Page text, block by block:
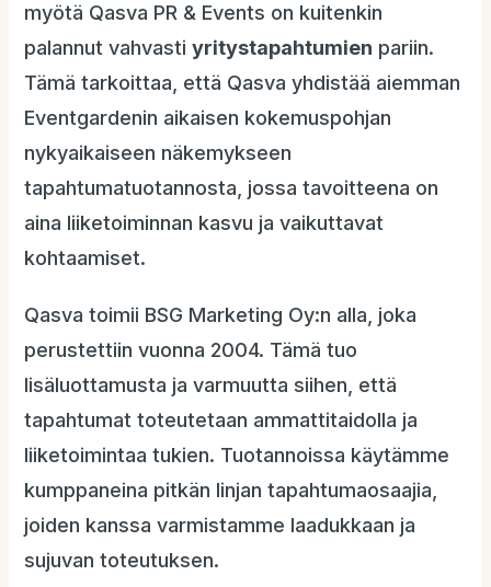
myötä Qasva PR & Events on kuitenkin
palannut vahvastiyritystapahtumien pariin.
Tämä tarkoittaa, että Qasva yhdistää aiemman
Eventgardenin aikaisen kokemuspohjan
nykyaikaiseen näkemykseen
tapahtumatuotannosta, jossa tavoitteena on
aina liiketoiminnan kasvu ja vaikuttavat
kohtaamiset.
Qasva toimii BSG Marketing Oy:n alla, joka
perustettiin vuonna 2004. Tämä tuo
lisäluottamusta ja varmuutta siihen, että
tapahtumat toteutetaan ammattitaidolla ja
liiketoimintaa tukien. Tuotannoissa käytämme
kumppaneina pitkän linjan tapahtumaosaajia,
joiden kanssa varmistamme laadukkaan ja
sujuvan toteutuksen.